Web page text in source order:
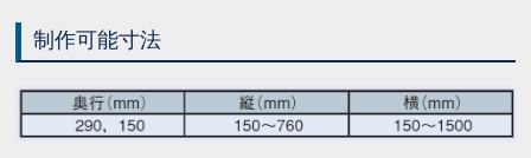
制作可能寸法